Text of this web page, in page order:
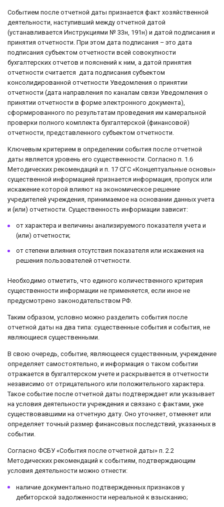
Событием после отчетной даты признается факт хозяйственной
деятельности, наступивший между отчетной датой
(устанавливается Инструкциями № 33н, 191н) и датой подписания и
принятия отчетности. При этом дата подписания – это дата
подписания субъектом отчетности всей совокупности
бухгалтерских отчетов и пояснений к ним, а датой принятия
отчетности считается дата подписания субъектом
консолидированной отчетности Уведомления о принятии
отчетности (дата направления по каналам связи Уведомления о
принятии отчетности в форме электронного документа),
сформированного по результатам проведения им камеральной
проверки полного комплекта бухгалтерской (финансовой)
отчетности, представленного субъектом отчетности.
Ключевым критерием в определении события после отчетной
даты является уровень его существенности. Согласно п. 1.6
Методических рекомендаций и п. 17 СГС «Концептуальные основы»
существенной информацией признается информация, пропуск или
искажение которой влияют на экономическое решение
учредителей учреждения, принимаемое на основании данных учета
и (или) отчетности. Существенность информации зависит:
от характера и величины анализируемого показателя учета и
(или) отчетности;
от степени влияния отсутствия показателя или искажения на
решения пользователей отчетности.
Необходимо отметить, что единого количественного критерия
существенности информации не применяется, если иное не
предусмотрено законодательством РФ.
Таким образом, условно можно разделить события после
отчетной даты на два типа: существенные события и события, не
являющиеся существенными.
В свою очередь, событие, являющееся существенным, учреждение
определяет самостоятельно, и информация о таком событии
отражается в бухгалтерском учете и раскрывается в отчетности
независимо от отрицательного или положительного характера.
Такое событие после отчетной даты подтверждает или указывает
на условия деятельности учреждения и связано с фактами, уже
существовавшими на отчетную дату. Оно уточняет, отменяет или
определяет точный размер финансовых последствий, указанных в
событии.
Согласно ФСБУ «События после отчетной даты» п. 2.2
Методических рекомендаций к событиям, подтверждающим
условия деятельности можно отнести:
наличие документально подтвержденных признаков у
дебиторской задолженности нереальной к взысканию;